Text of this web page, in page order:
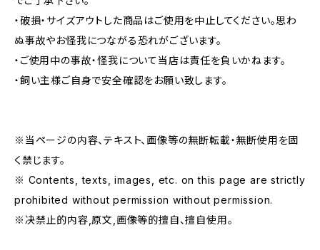
・破損・サイズアウトした商品はご使用を中止してください。思わ
ぬ事故やお怪我につながる恐れがございます。
・ご使用中の事故・怪我について当店は責任を負いかねます。
・飼い主様ご自身で安全確認をお願い致します。
※当ページの内容、テキスト、画像等の無断転載・無断使用を固
く禁じます。
※ Contents, texts, images, etc. on this page are strictly
prohibited without permission without permission.
※决禁止的内容,原文,画像等的擅自、擅自使用。